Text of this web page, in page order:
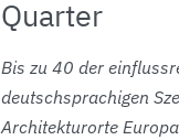
Quarter
Bis zu 40 der
deutschsprachigen
Architekturorte